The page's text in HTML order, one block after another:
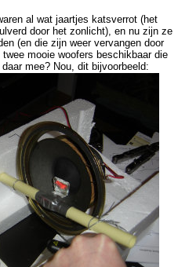
al wat jaartjes katsverrot (het
door het zonlicht), en nu zijn ze
(en die zijn weer vervangen door
mooie woofers beschikbaar die
mee? Nou, dit bijvoorbeeld: